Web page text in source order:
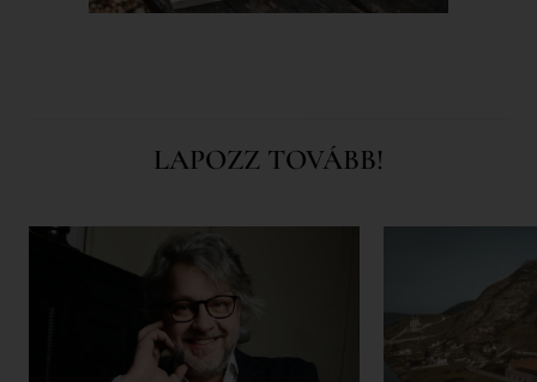
LAPOZZ TOVÁBB!